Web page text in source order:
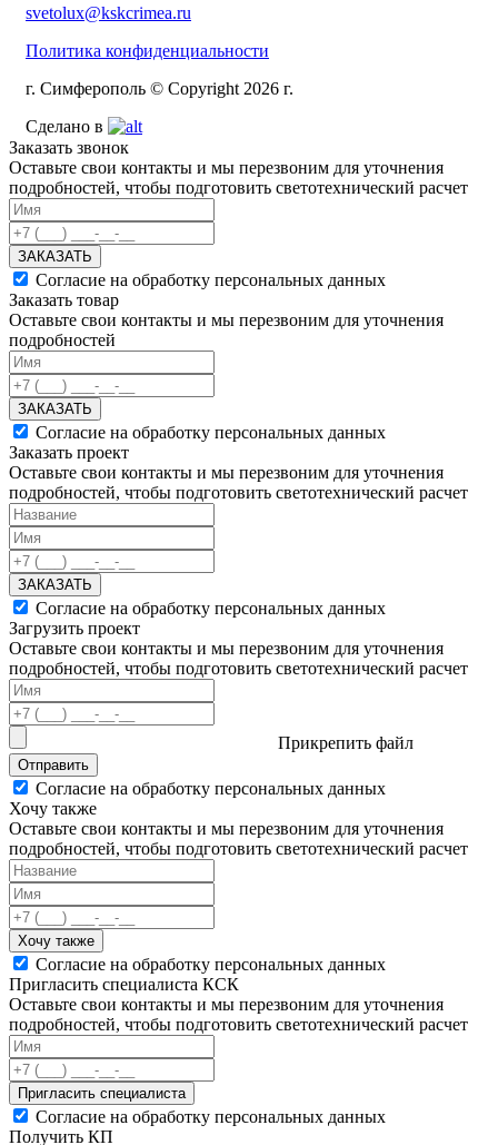
svetolux@kskcrimea.ru
Политика конфиденциальности
г. Симферополь © Copyright 2026 г.
Сделано в
Заказать звонок
Оставьте свои контакты и мы перезвоним для уточнения
подробностей, чтобы подготовить светотехнический расчет
ЗАКАЗАТЬ
Согласие на обработку персональных данных
Заказать товар
Оставьте свои контакты и мы перезвоним для уточнения
подробностей
ЗАКАЗАТЬ
Согласие на обработку персональных данных
Заказать проект
Оставьте свои контакты и мы перезвоним для уточнения
подробностей, чтобы подготовить светотехнический расчет
ЗАКАЗАТЬ
Согласие на обработку персональных данных
Загрузить проект
Оставьте свои контакты и мы перезвоним для уточнения
подробностей, чтобы подготовить светотехнический расчет
Прикрепить файл
Отправить
Согласие на обработку персональных данных
Хочу также
Оставьте свои контакты и мы перезвоним для уточнения
подробностей, чтобы подготовить светотехнический расчет
Хочу также
Согласие на обработку персональных данных
Пригласить специалиста КСК
Оставьте свои контакты и мы перезвоним для уточнения
подробностей, чтобы подготовить светотехнический расчет
Пригласить специалиста
Согласие на обработку персональных данных
Получить КП